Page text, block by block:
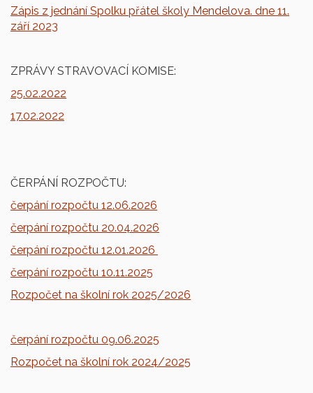
Zápis z jednání Spolku přátel školy Mendelova. dne 11.
září 2023
ZPRÁVY STRAVOVACÍ KOMISE:
25.02.2022
17.02.2022
ČERPÁNÍ ROZPOČTU:
čerpání rozpočtu 12.06.2026
čerpání rozpočtu 20.04.2026
čerpání rozpočtu 12.01.2026
čerpání rozpočtu 10.11.2025
Rozpočet na školní rok 2025/2026
čerpání rozpočtu 09.06.2025
Rozpočet na školní rok 2024/2025